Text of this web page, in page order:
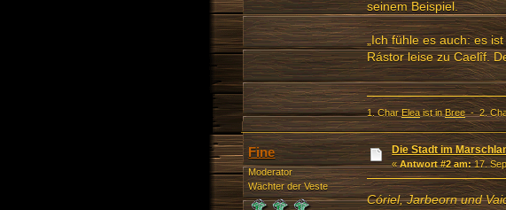
seinem Beispiel.
„Ich fühle es auch: es
Rástor leise zu Caelîf.
1. CharEleaist inBree- 2.
Fine
Moderator
Wächter der Veste
Die Stadt im
«Antwort #2 am:17.
Córiel, Jarbeorn und